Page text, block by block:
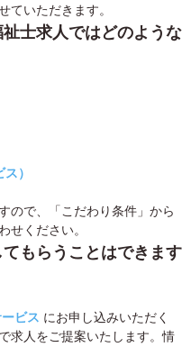
ていただきます。
士求人ではどのような
）
ので、「こだわり条件」から
せください。
もらうことはできます
ビス にお申し込みいただく
求人をご提案いたします。情